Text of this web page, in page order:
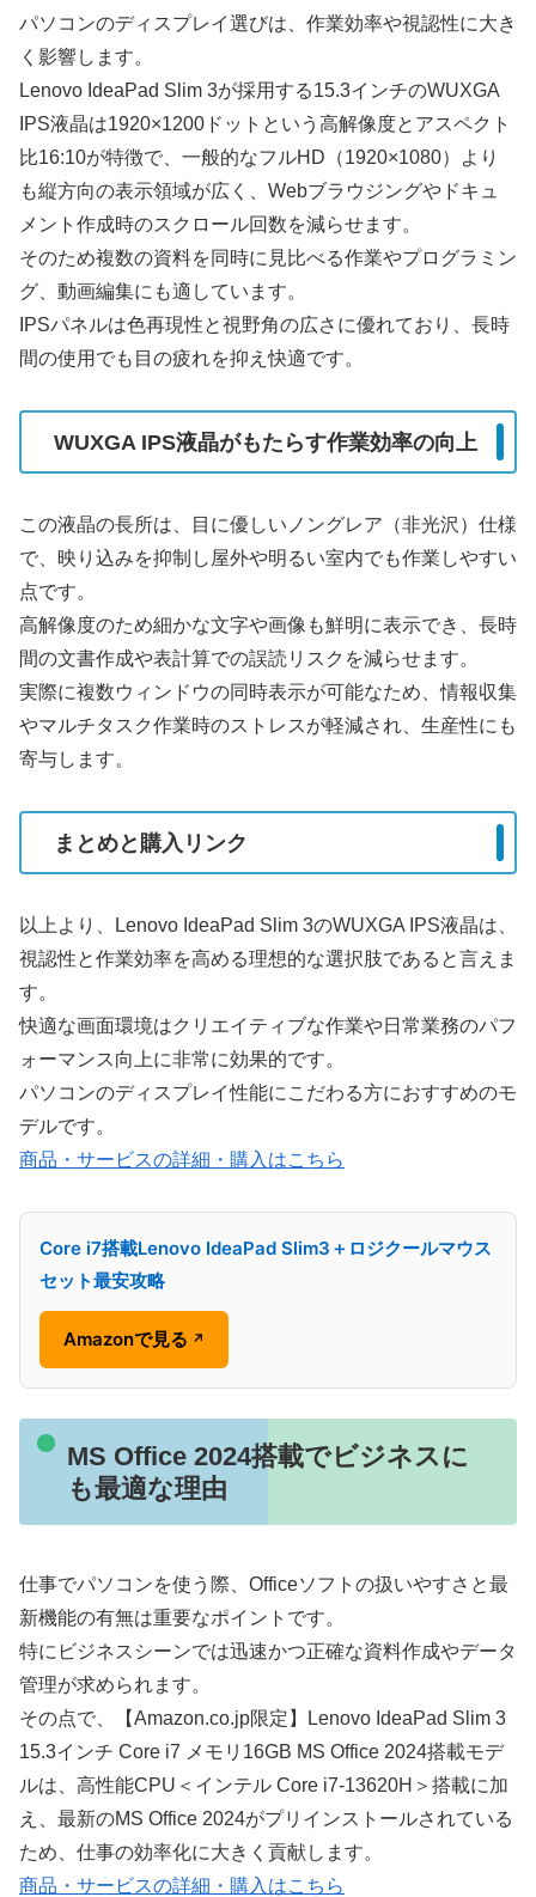
パソコンのディスプレイ選びは、作業効率や視認性に大き
く影響します。
Lenovo IdeaPad Slim 3が採用する15.3インチのWUXGA
IPS液晶は1920×1200ドットという高解像度とアスペクト
比16:10が特徴で、一般的なフルHD（1920×1080）より
も縦方向の表示領域が広く、Webブラウジングやドキュ
メント作成時のスクロール回数を減らせます。
そのため複数の資料を同時に見比べる作業やプログラミン
グ、動画編集にも適しています。
IPSパネルは色再現性と視野角の広さに優れており、長時
間の使用でも目の疲れを抑え快適です。
WUXGA IPS液晶がもたらす作業効率の向上
この液晶の長所は、目に優しいノングレア（非光沢）仕様
で、映り込みを抑制し屋外や明るい室内でも作業しやすい
点です。
高解像度のため細かな文字や画像も鮮明に表示でき、長時
間の文書作成や表計算での誤読リスクを減らせます。
実際に複数ウィンドウの同時表示が可能なため、情報収集
やマルチタスク作業時のストレスが軽減され、生産性にも
寄与します。
まとめと購入リンク
以上より、Lenovo IdeaPad Slim 3のWUXGA IPS液晶は、
視認性と作業効率を高める理想的な選択肢であると言えま
す。
快適な画面環境はクリエイティブな作業や日常業務のパフ
ォーマンス向上に非常に効果的です。
パソコンのディスプレイ性能にこだわる方におすすめのモ
デルです。
商品・サービスの詳細・購入はこちら
Core i7搭載Lenovo IdeaPad Slim3＋ロジクールマウス
セット最安攻略
Amazonで見る ↗
MS Office 2024搭載でビジネスに
も最適な理由
仕事でパソコンを使う際、Officeソフトの扱いやすさと最
新機能の有無は重要なポイントです。
特にビジネスシーンでは迅速かつ正確な資料作成やデータ
管理が求められます。
その点で、【Amazon.co.jp限定】Lenovo IdeaPad Slim 3
15.3インチ Core i7 メモリ16GB MS Office 2024搭載モデ
ルは、高性能CPU＜インテル Core i7-13620H＞搭載に加
え、最新のMS Office 2024がプリインストールされている
ため、仕事の効率化に大きく貢献します。
商品・サービスの詳細・購入はこちら